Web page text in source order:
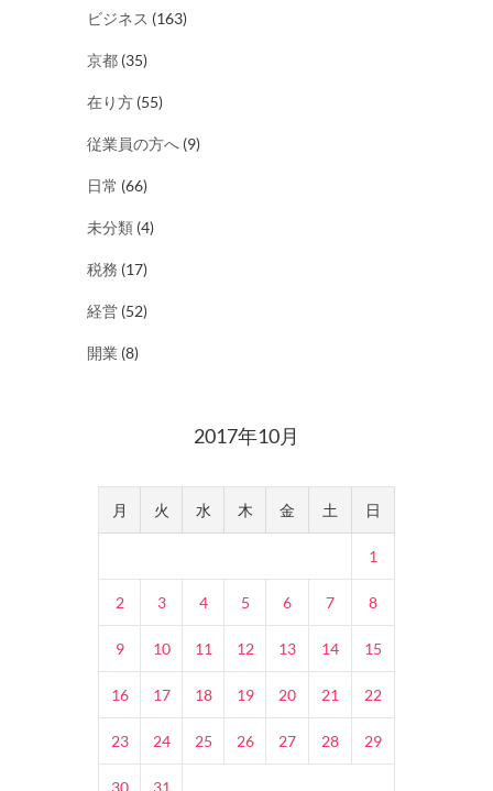
ビジネス (163)
京都 (35)
在り方 (55)
従業員の方へ (9)
日常 (66)
未分類 (4)
税務 (17)
経営 (52)
開業 (8)
2017年10月
月 火 水 木 金 土 日
1
2 3 4 5 6 7 8
9 10 11 12 13 14 15
16 17 18 19 20 21 22
23 24 25 26 27 28 29
30
31